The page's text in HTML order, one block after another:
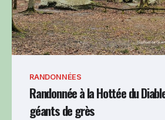
RANDONNÉES
Randonnée à la Hottée du
géants de grès